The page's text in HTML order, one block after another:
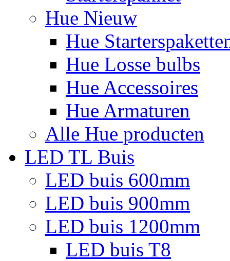
Hue Nieuw
Hue
Hue Losse bulbs
Hue Accessoires
Hue Armaturen
Alle Hue producten
LED TL Buis
LED buis 600mm
LED buis 900mm
LED buis 1200mm
LED buis T8